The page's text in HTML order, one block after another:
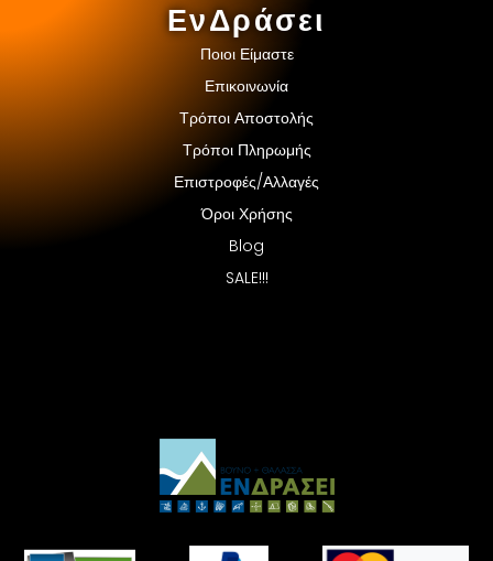
ΕνΔράσει
Ποιοι Είμαστε
Επικοινωνία
Τρόποι Αποστολής
Τρόποι Πληρωμής
Επιστροφές/Αλλαγές
Όροι Χρήσης
Blog
SALE!!!